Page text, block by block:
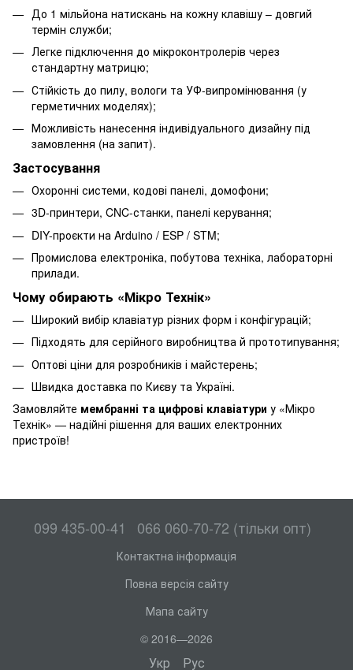
До 1 мільйона натискань на кожну клавішу – довгий
термін служби;
Легке підключення до мікроконтролерів через
стандартну матрицю;
Стійкість до пилу, вологи та УФ-випромінювання (у
герметичних моделях);
Можливість нанесення індивідуального дизайну під
замовлення (на запит).
Застосування
Охоронні системи, кодові панелі, домофони;
3D-принтери, CNC-станки, панелі керування;
DIY-проєкти на Arduino / ESP / STM;
Промислова електроніка, побутова техніка, лабораторні
прилади.
Чому обирають «Мікро Технік»
Широкий вибір клавіатур різних форм і конфігурацій;
Підходять для серійного виробництва й прототипування;
Оптові ціни для розробників і майстерень;
Швидка доставка по Києву та Україні.
Замовляйте мембранні та цифрові клавіатури у «Мікро
Технік» — надійні рішення для ваших електронних
пристроїв!
099 435-00-41 066 060-70-72 (тільки опт)
Контактна інформація
Повна версія сайту
Мапа сайту
© 2016—2026
Укр Рус